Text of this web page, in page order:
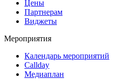
Цены
Партнерам
Виджеты
Мероприятия
Календарь мероприятий
Callday
Медиаплан